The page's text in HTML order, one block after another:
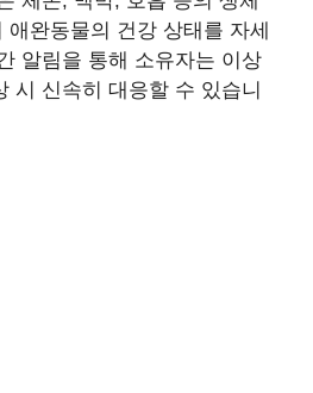
애완동물의 건강 상태를 자세
알림을 통해 소유자는 이상
시 신속히 대응할 수 있습니